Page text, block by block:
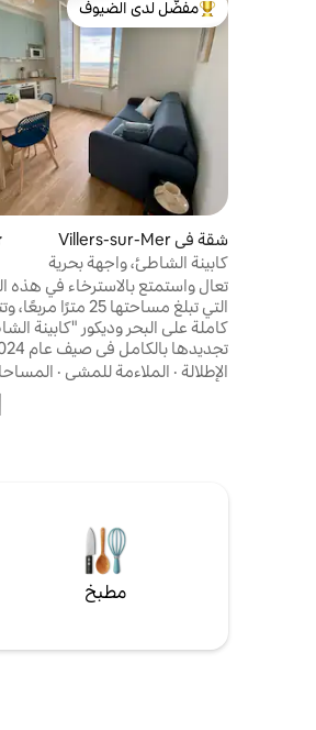
من أبرز البيوت المفضّلة لدى الضيوف
مفضّل لدى الضيوف
شقة في Villers-sur-Mer
كابينة الشاطئ، واجهة بحرية
تعال واستمتع بالاسترخاء في هذه
التي تبلغ مساحتها 25
الواجهة البحرية، على بعد
مدينة فيلير سور مير: مثالية
والمدينة وأنشطتها. - يتم
الإطلالة · الملاءمة للمشي ·
مطبخ